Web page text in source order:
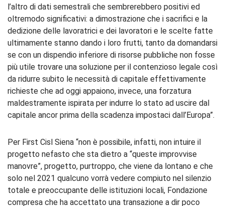
l’altro di dati semestrali che sembrerebbero positivi ed
oltremodo significativi: a dimostrazione che i sacrifici e la
dedizione delle lavoratrici e dei lavoratori e le scelte fatte
ultimamente stanno dando i loro frutti, tanto da domandarsi
se con un dispendio inferiore di risorse pubbliche non fosse
più utile trovare una soluzione per il contenzioso legale così
da ridurre subito le necessità di capitale effettivamente
richieste che ad oggi appaiono, invece, una forzatura
maldestramente ispirata per indurre lo stato ad uscire dal
capitale ancor prima della scadenza impostaci dall’Europa”.
Per First Cisl Siena “non è possibile, infatti, non intuire il
progetto nefasto che sta dietro a “queste improvvise
manovre”, progetto, purtroppo, che viene da lontano e che
solo nel 2021 qualcuno vorrà vedere compiuto nel silenzio
totale e preoccupante delle istituzioni locali, Fondazione
compresa che ha accettato una transazione a dir poco